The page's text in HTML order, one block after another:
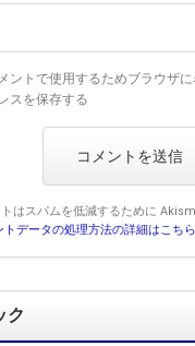
ントで使用するためブラウザ
スを保存する
はスパムを低減するために
トデータの処理方法の詳細はこち
ク